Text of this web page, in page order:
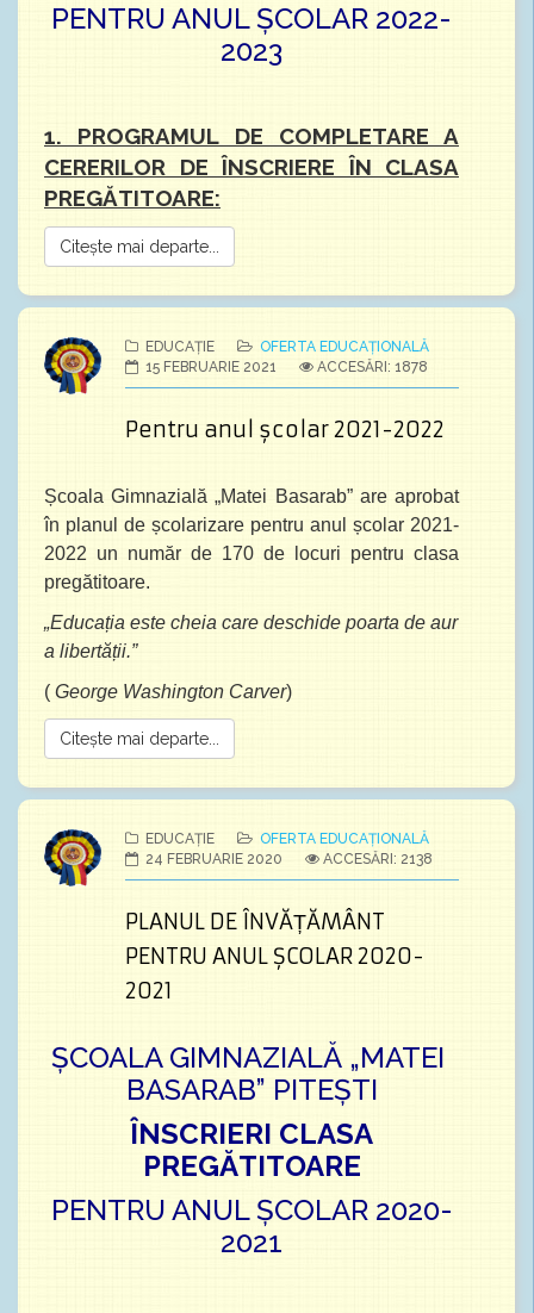
PENTRU ANUL ȘCOLAR 2022-
2023
1. PROGRAMUL DE COMPLETARE A
CERERILOR DE ÎNSCRIERE ÎN CLASA
PREGĂTITOARE:
Citește mai departe...
EDUCAȚIE
OFERTA EDUCAȚIONALĂ
15 FEBRUARIE 2021
ACCESĂRI: 1878
Pentru anul școlar 2021-2022
Școala Gimnazială „Matei Basarab” are aprobat
în planul de școlarizare pentru anul școlar 2021-
2022 un număr de 170 de locuri pentru clasa
pregătitoare.
„Educația este cheia care deschide poarta de aur
a libertății.”
( George Washington Carver)
Citește mai departe...
EDUCAȚIE
OFERTA EDUCAȚIONALĂ
24 FEBRUARIE 2020
ACCESĂRI: 2138
PLANUL DE ÎNVĂȚĂMÂNT
PENTRU ANUL ȘCOLAR 2020-
2021
ȘCOALA GIMNAZIALĂ „MATEI
BASARAB” PITEȘTI
ÎNSCRIERI CLASA
PREGĂTITOARE
PENTRU ANUL ȘCOLAR 2020-
2021